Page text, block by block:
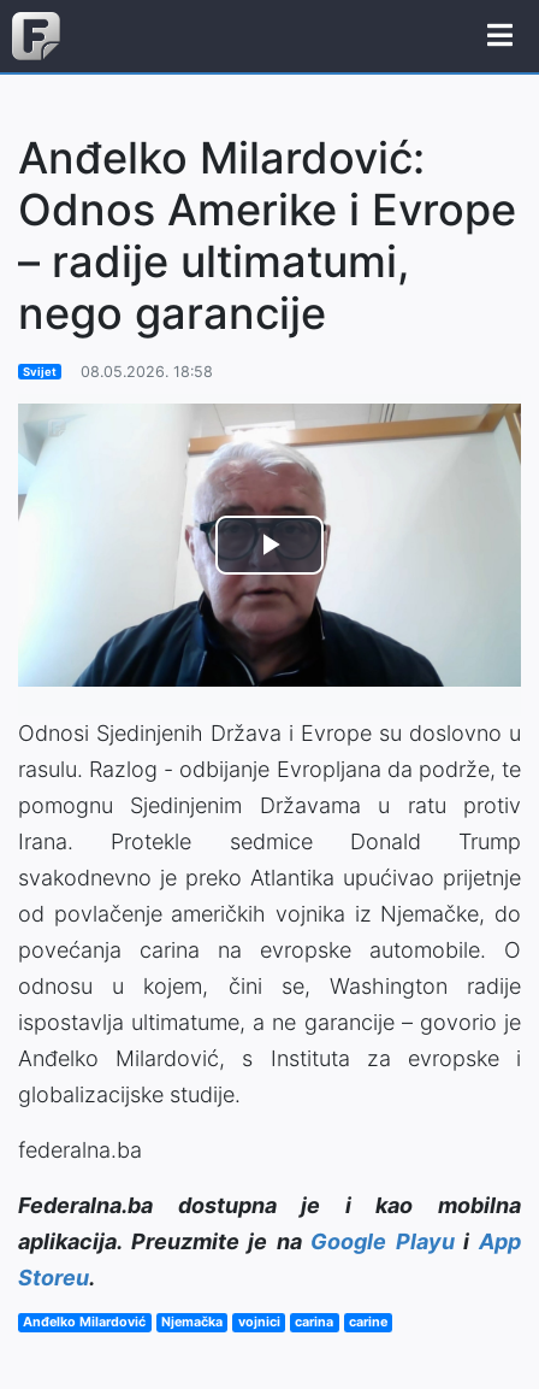
Anđelko Milardović:
Odnos Amerike i Evrope
– radije ultimatumi,
nego garancije
Svijet 08.05.2026. 18:58
Play
Video
Odnosi Sjedinjenih Država i Evrope su doslovno u
rasulu. Razlog - odbijanje Evropljana da podrže, te
pomognu Sjedinjenim Državama u ratu protiv
Irana. Protekle sedmice Donald Trump
svakodnevno je preko Atlantika upućivao prijetnje
od povlačenje američkih vojnika iz Njemačke, do
povećanja carina na evropske automobile. O
odnosu u kojem, čini se, Washington radije
ispostavlja ultimatume, a ne garancije – govorio je
Anđelko Milardović, s Instituta za evropske i
globalizacijske studije.
federalna.ba
Federalna.ba dostupna je i kao mobilna
aplikacija. Preuzmite je na Google PlayuiApp
Storeu.
Anđelko Milardović Njemačka vojnici carina carine